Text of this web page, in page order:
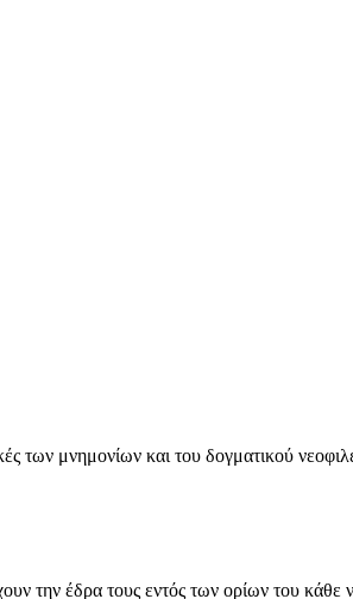
των μνημονίων και του δογματικού
την έδρα τους εντός των ορίων του κάθε